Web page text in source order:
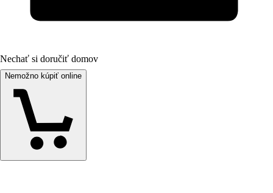
Nechať si doručiť domov
Nemožno kúpiť online